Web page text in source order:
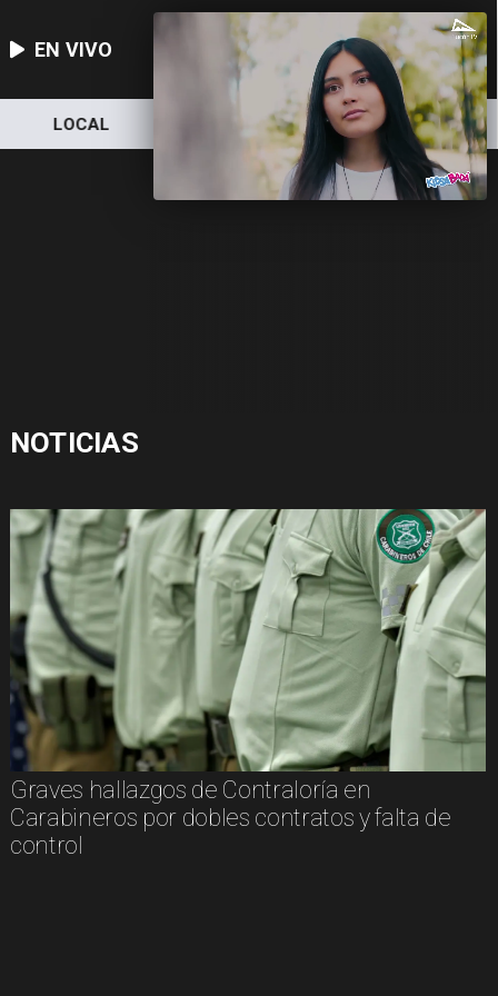
EN VIVO
LOCAL NACIONAL DEPORTES
NOTICIAS
Graves hallazgos de Contraloría en
Carabineros por dobles contratos y falta de
control